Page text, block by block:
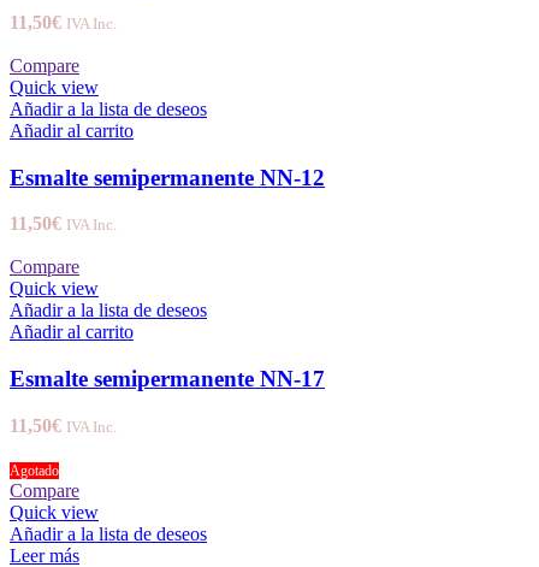
11,50€ IVA Inc.
Compare
Quick view
Añadir a la lista de deseos
Añadir al carrito
Esmalte semipermanente NN-12
11,50€ IVA Inc.
Compare
Quick view
Añadir a la lista de deseos
Añadir al carrito
Esmalte semipermanente NN-17
11,50€ IVA Inc.
Agotado
Compare
Quick view
Añadir a la lista de deseos
Leer más